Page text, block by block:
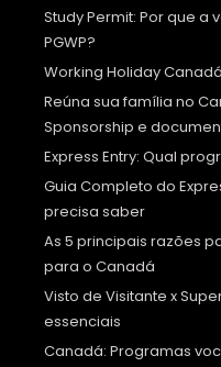
Study Permit: Por que
PGWP?
Working Holiday
Reúna sua família no
Sponsorship e
Express Entry: Qual
Guia Completo do
precisa saber
As 5 principais razões
para o Canadá
Visto de Visitante x
essenciais
Canadá: Programas